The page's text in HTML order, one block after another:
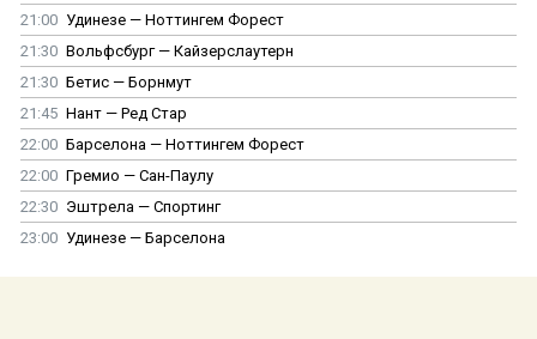
21:00 Удинезе — Ноттингем Форест
21:30 Вольфсбург — Кайзерслаутерн
21:30 Бетис — Борнмут
21:45 Нант — Ред Стар
22:00 Барселона — Ноттингем Форест
22:00 Гремио — Сан-Паулу
22:30 Эштрела — Спортинг
23:00 Удинезе — Барселона